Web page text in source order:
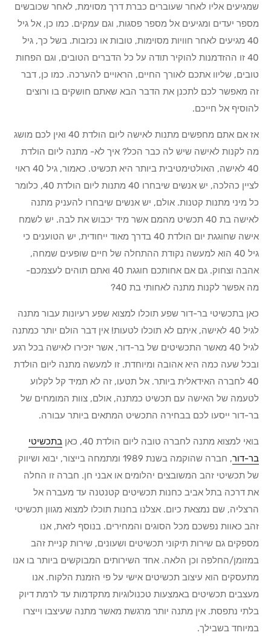
שמגיעים אליו לאחר שעוברים כברת דרך מסוימת, לאחר שכובשים
מספר יעדים ומגיעים אל מספר פסגות, וגם עמקים. כמו כן, אל גיל
40 מגיעים לאחר חוויות מסוימות, טובות או נכזבות. בשל כך, גיל
40 זו ההזדמנות להוקיר תודה על כל הדברים הטובים, וגם הפחות
טובים, שליוו אתכם לאורך החיים, הראויים להערכה. כמו כן, דבר
זה מאפשר לכם לתכנן את הדבר הבא שאתם חושקים בו ורוצים
להוסיף אל חייכם.
אז אם אתם מחפשים מתנות לאישה ליום הולדת 40 ואין לכם מושג
מה לקנות לאישה שיש לה כבר הכל? איך לא- מתנה ליום הולדת
40 לאישה, האולטימטיבית ביותר היא תכשיט. כאמור, גיל 40 ראוי
לציין כהלכה, יש אנשים שיבחרו 40 מתנות ליום הולדת 40, כלומר
כל מיני מתנות קטנות. אולם, יש אנשים שיבחרו להעניק מתנה
לאישה בת 40 תכשיט מהמם אשר מיד יכבוש את לבה. יש לשמח
אישה שחוגגת יום הולדת 40 בדרך מאוד ייחודית, יש הטוענים כי
גיל 40 הוא למעשה נקודת ההתחלה של חיים שופעים שמחה,
אהבה וצחוק. גם אם אחותכם חוגגת 40 ואתם תוהים לעצמכם-
מה אפשר לקנות מתנה לאחותי בת 40?
כאן בתכשיטי בר-דור שפע תוכלו למצוא שפע רעיונות עבור מתנה
לגיל 40 לאישה, איתם לא תוכלו לטעות! אין דבר הולם יותר כמתנה
לגיל 40 מאשר התכשיטים של בר-דור, אשר יזכירו לאישה בכל רגע
ובכל שעה כמה היא אהובה ומיוחדת. זו למעשה מתנה ליום הולדת
40 לחברה האידאלית ביותר. אל תטעו, זה לא תמיד קל לקלוע
לטעמה של האישה עם תכשיט כמתנה, אולם, צוות המומחים של
בר-דור ייסעו לכם בבחירה התכשיט המתאים ביותר עבורה.
בואי למצוא מתנה לחברה טובה ליום הולדת 40, כאן
בתכשיטי
בר-דור
, חברה שהוקמה בשנת 1989 ומתמחה בייצור, יבוא ושיווק
של תכשיטי זהב המשובצים יהלומים או אבני חן. חברה זו החלה
את דרכה בתל אביב כחנות תכשיטים קטנטנה עד מעברה אל
הרצליה, שם נמצאת כיום. אצלנו בחנות תוכלו למצוא מגוון תכשיטי
זהב כאוות נפשכם מכל הסוגים והמחירים. בנוסף לזאת, אנו
מספקים גם שירות תיקוני תכשיטים ושעונים, שירות קניית זהב
במזומן/החלפה וכן הלאה. אחד השירותים המבוקשים ביותר בו אנו
מתעסקים הוא עיצוב תכשיטים אישי על פי הזמנת הלקוח. אנו
מעצבים תכשיטים באמצעות טכנולוגיות מתקדמות עד לרמת דיוק
בלתי נתפסת. אין מתנה יותר מרגשת מאשר מתנה שעיצבו וייצרו
במיוחד בשבילך.